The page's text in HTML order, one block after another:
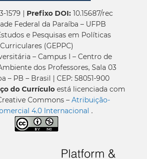
1579 | Prefixo DOI:10.15687/rec
Federal da Paraíba – UFPB
e Pesquisas em Políticas
Curriculares (GEPPC)
– Campus I – Centro de
dos Professores, Sala 03
– PB – Brasil | CEP: 58051-900
do Currículo está licenciada com
Commons – Atribuição-
4.0 Internacional .